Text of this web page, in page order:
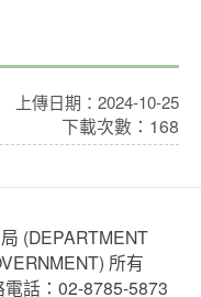
上傳日期：2024-10-25
下載次數：168
(DEPARTMENT
所有
電話：02-8785-5873